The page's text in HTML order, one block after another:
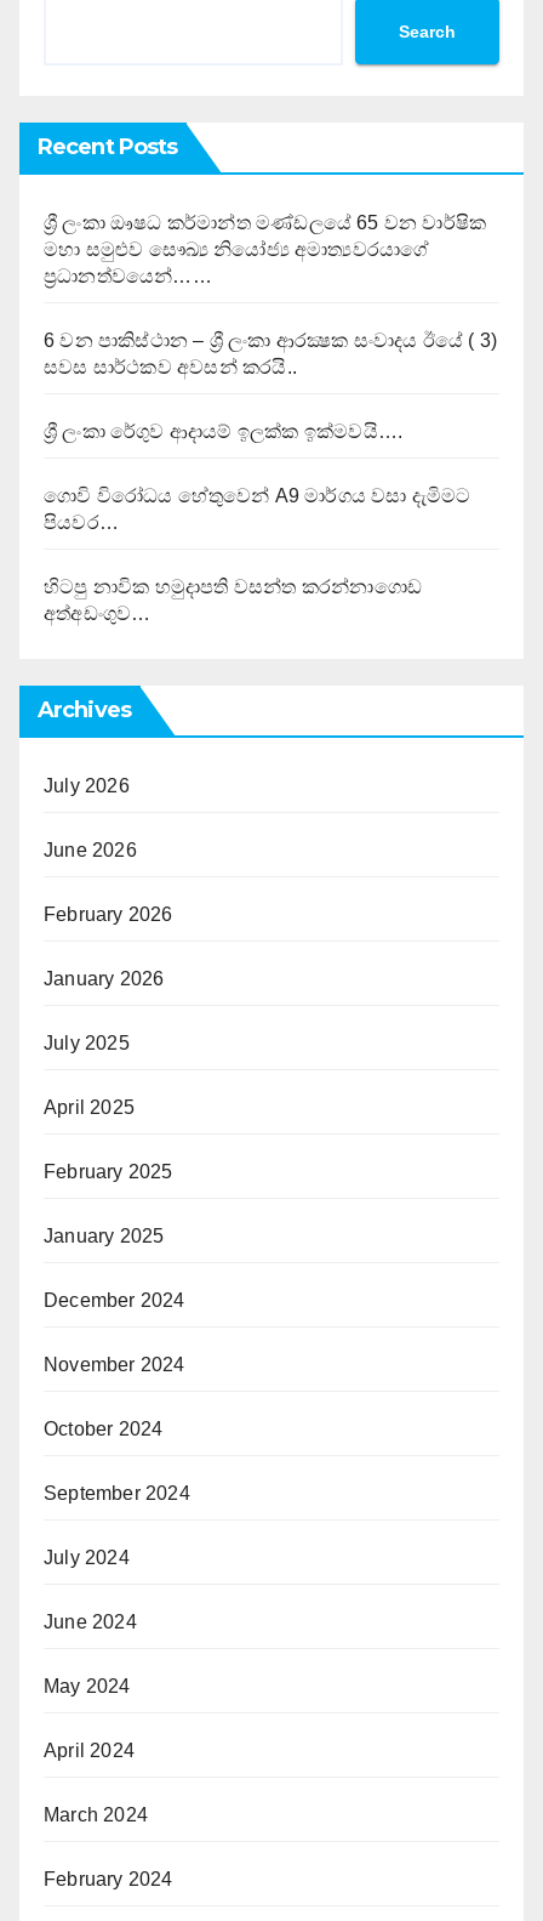
Search
Recent Posts
ශ්‍රී ලංකා ඖෂධ කර්මාන්ත මණ්ඩලයේ 65 වන වාර්ෂික
මහා සමුළුව සෞඛ්‍ය නියෝජ්‍ය අමාත්‍යවරයාගේ
ප්‍රධානත්වයෙන්……
6 වන පාකිස්ථාන – ශ්‍රී ලංකා ආරක්‍ෂක සංවාදය ඊයේ ( 3)
සවස සාර්ථකව අවසන් කරයි..
ශ්‍රී ලංකා රේගුව ආදායම් ඉලක්ක ඉක්මවයි….
ගොවි විරෝධය හේතුවෙන් A9 මාර්ගය වසා දැමිමට
පියවර…
හිටපු නාවික හමුදාපති වසන්ත කරන්නාගොඩ
අත්අඩංගුව…
Archives
July 2026
June 2026
February 2026
January 2026
July 2025
April 2025
February 2025
January 2025
December 2024
November 2024
October 2024
September 2024
July 2024
June 2024
May 2024
April 2024
March 2024
February 2024